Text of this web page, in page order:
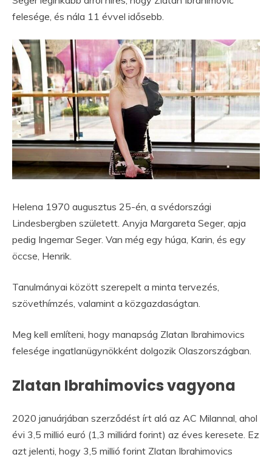
felesége, és nála 11 évvel idősebb.
Helena 1970 augusztus 25-én, a svédországi
Lindesbergben született. Anyja Margareta Seger, apja
pedig Ingemar Seger. Van még egy húga, Karin, és egy
öccse, Henrik.
Tanulmányai között szerepelt a minta tervezés,
szövethímzés, valamint a közgazdaságtan.
Meg kell említeni, hogy manapság Zlatan Ibrahimovics
felesége ingatlanügynökként dolgozik Olaszországban.
Zlatan Ibrahimovics vagyona
2020 januárjában szerződést írt alá az AC Milannal, ahol
évi 3,5 millió euró (1,3 milliárd forint) az éves keresete. Ez
azt jelenti, hogy 3,5 millió forint Zlatan Ibrahimovics